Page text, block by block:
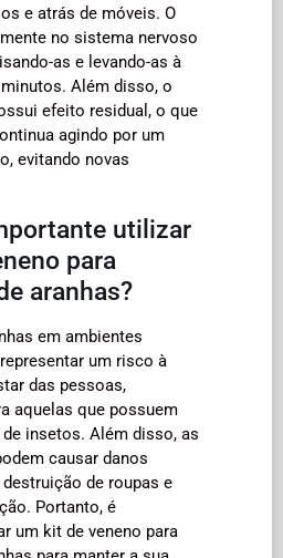
e atrás de móveis. O
no sistema nervoso
as e levando-as à
Além disso, o
efeito residual, o que
agindo por um
evitando novas
utilizar
para
aranhas?
em ambientes
um risco à
das pessoas,
aquelas que possuem
insetos. Além disso, as
causar danos
de roupas e
Portanto, é
um kit de veneno para